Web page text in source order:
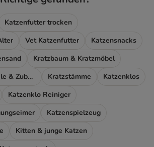
Katzenfutter trocken
Vet Katzenfutter
Katzensnacks
Kratzbaum & Kratzmöbel
Kratzbaum Ersatzteile & Zubehör
Kratzstämme
Katzenklos
Katzenklo Reiniger
Katzenspielzeug
Kitten & junge Katzen